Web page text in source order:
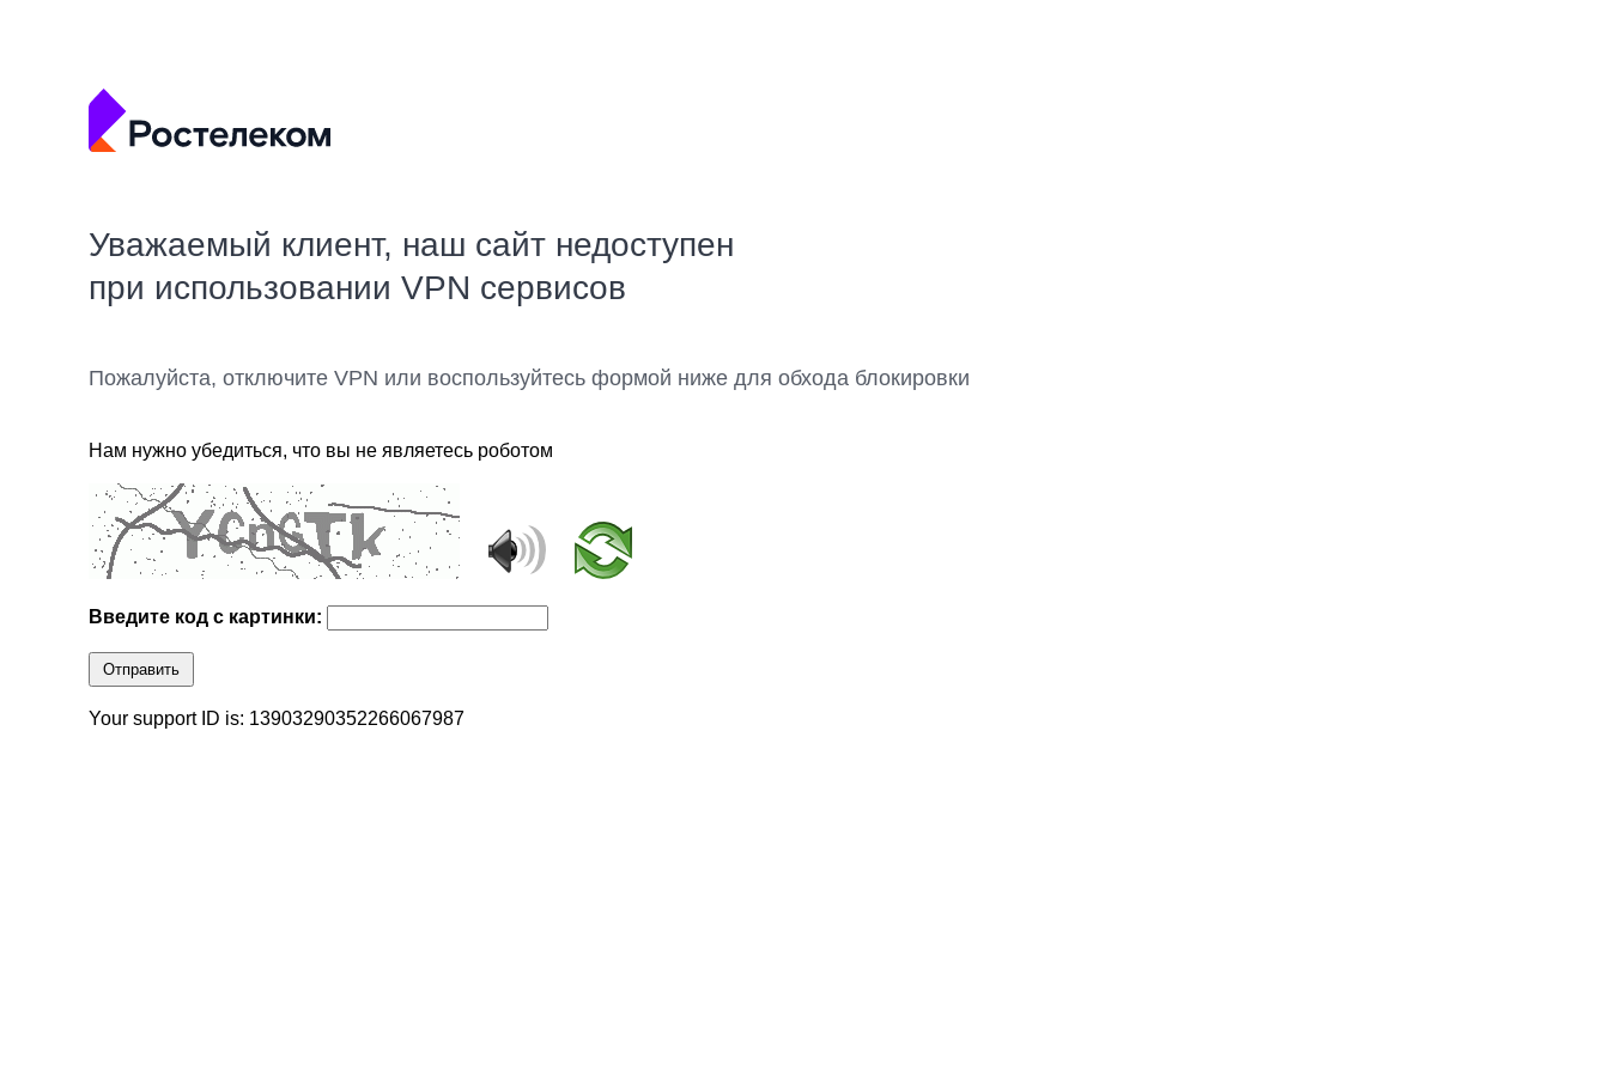
Уважаемый клиент, наш сайт недоступен
при использовании VPN сервисов
Пожалуйста, отключите VPN или воспользуйтесь формой ниже для обхода блокировки
Нам нужно убедиться, что вы не являетесь роботом
Введите код с картинки:
Отправить
Your support ID is: 13903290352266067987